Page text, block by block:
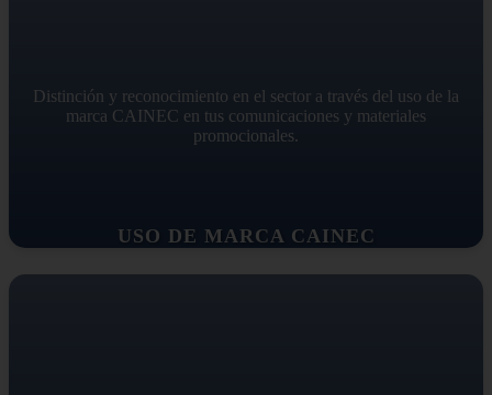
USO DE MARCA CAINEC
Distinción y reconocimiento en el sector a través del uso de la
marca CAINEC en tus comunicaciones y materiales
promocionales.